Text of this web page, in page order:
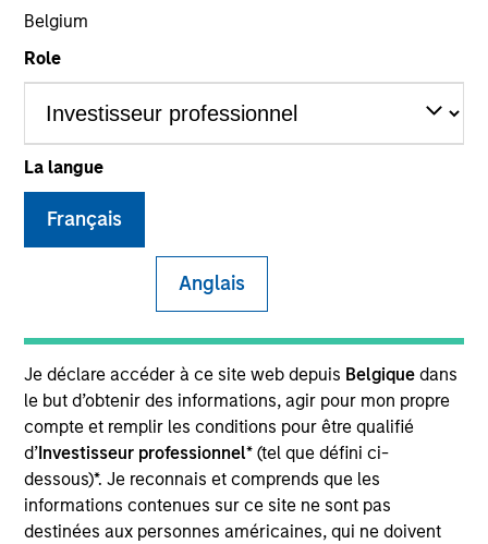
Belgium
Role
La langue
Français
Anglais
Je déclare accéder à ce site web depuis Belgique dans
le but d’obtenir des informations, agir pour mon propre
compte et remplir les conditions pour être qualifié
d’Investisseur professionnel* (tel que défini ci-
dessous)*. Je reconnais et comprends que les
informations contenues sur ce site ne sont pas
destinées aux personnes américaines, qui ne doivent
YEARS OF INDUSTRY EXPERIENCE
Years
Brandon Matsui is an Executive Director with
Income for DWS’ Systematic Investment Solutions
group where he was responsible for the day-to-day
management of the firm’s Xtracker suite of Fixed-
Income ETFs. Before joining DWS in 2016, he co-
managed Schwab’s Fixed Income ETFs. Prior to that,
Mr. Matsui was an associate Portfolio Manager at
BNY Mellon and an analyst in the portfolio analytics
group at BlackRock. Mr. Matsui is a CFA
Charterholder and has earned the Financial Risk
Manager (FRM) certification.